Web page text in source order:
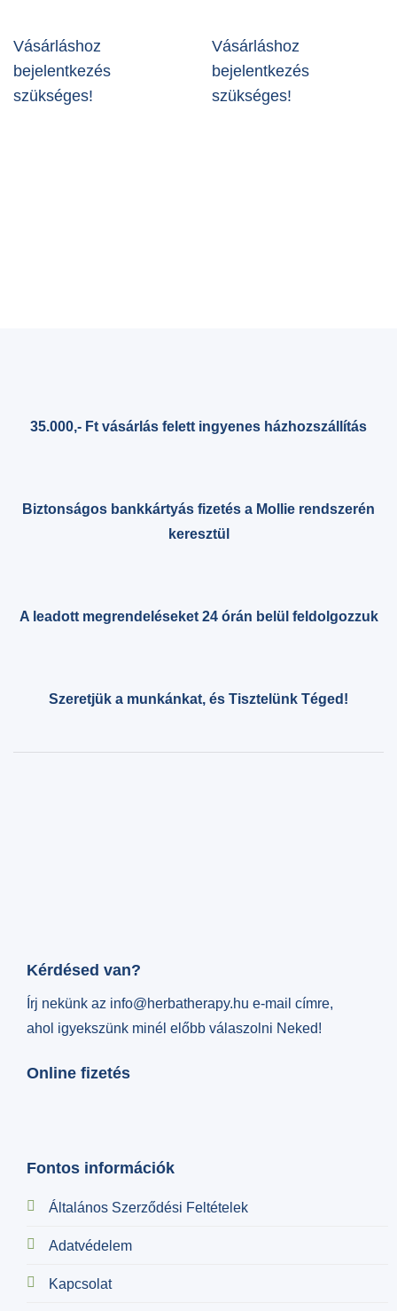
Vásárláshoz
bejelentkezés
szükséges!
Vásárláshoz
bejelentkezés
szükséges!
35.000,- Ft vásárlás felett ingyenes házhozszállítás
Biztonságos bankkártyás fizetés a Mollie rendszerén
keresztül
A leadott megrendeléseket 24 órán belül feldolgozzuk
Szeretjük a munkánkat, és Tisztelünk Téged!
Kérdésed van?
Írj nekünk az info@herbatherapy.hu e-mail címre,
ahol igyekszünk minél előbb válaszolni Neked!
Online fizetés
Fontos információk
Általános Szerződési Feltételek
Adatvédelem
Kapcsolat